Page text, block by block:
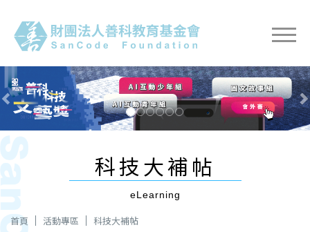
Previous Next
科技大補帖
eLearning
首頁 活動專區 科技大補帖